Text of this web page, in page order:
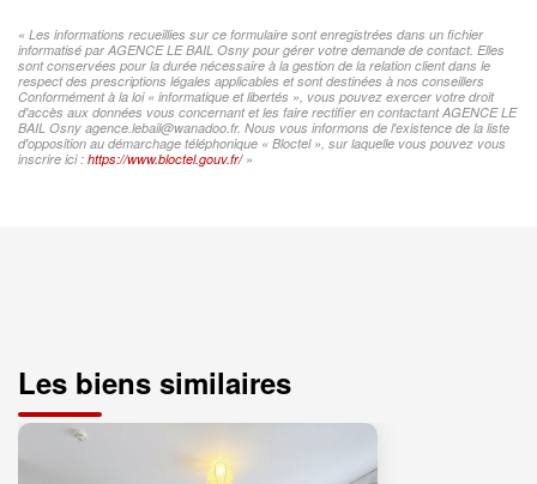
« Les informations recueillies sur ce formulaire sont enregistrées dans un fichier
informatisé par AGENCE LE BAIL Osny pour gérer votre demande de contact. Elles
sont conservées pour la durée nécessaire à la gestion de la relation client dans le
respect des prescriptions légales applicables et sont destinées à nos conseillers
Conformément à la loi « informatique et libertés », vous pouvez exercer votre droit
d'accès aux données vous concernant et les faire rectifier en contactant AGENCE LE
BAIL Osny agence.lebail@wanadoo.fr. Nous vous informons de l'existence de la liste
d'opposition au démarchage téléphonique « Bloctel », sur laquelle vous pouvez vous
inscrire ici : https://www.bloctel.gouv.fr/»
Les biens similaires